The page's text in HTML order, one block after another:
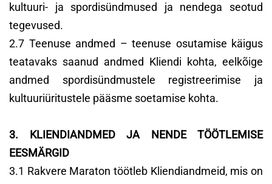
kultuuri- ja spordisündmused ja nendega seotud
tegevused.
2.7 Teenuse andmed – teenuse osutamise käigus
teatavaks saanud andmed Kliendi kohta, eelkõige
andmed spordisündmustele registreerimise ja
kultuuriüritustele pääsme soetamise kohta.
3. KLIENDIANDMED JA NENDE TÖÖTLEMISE
EESMÄRGID
3.1 Rakvere Maraton töötleb Kliendiandmeid, mis on